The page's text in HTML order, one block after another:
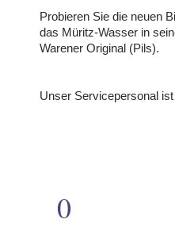
Probieren Sie die neuen
das Müritz-Wasser in
Warener Original (Pils).
Unser Servicepersonal
0